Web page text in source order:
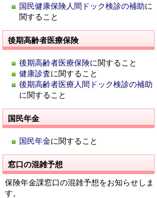
国民健康保険人間ドック検診の補助に
関すること
後期高齢者医療保険
後期高齢者医療保険に関すること
健康診査に関すること
後期高齢者医療人間ドック検診の補助
に関すること
国民年金
国民年金に関すること
窓口の混雑予想
保険年金課窓口の混雑予想をお知らせしま
す。